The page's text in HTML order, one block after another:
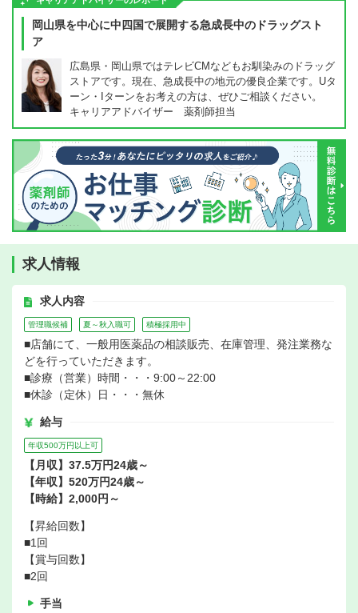
岡山県を中心に中四国で展開する急成長中のドラッグスト
ア
広島県・岡山県ではテレビCMなどもお馴染みのドラッグ
ストアです。現在、急成長中の地元の優良企業です。Uタ
ーン・Iターンをお考えの方は、ぜひご相談ください。
キャリアアドバイザー 薬剤師担当
求人情報
求人内容
管理職候補 夏～秋入職可 積極採用中
■店舗にて、一般用医薬品の相談販売、在庫管理、発注業務な
どを行っていただきます。
■診療（営業）時間・・・9:00～22:00
■休診（定休）日・・・無休
給与
年収500万円以上可
【月収】37.5万円24歳～
【年収】520万円24歳～
【時給】2,000円～
【昇給回数】
■1回
【賞与回数】
■2回
手当